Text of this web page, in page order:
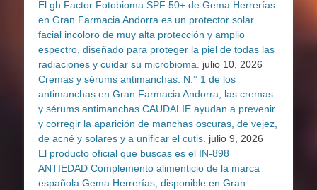
El gh Factor Fotobioma SPF 50+ de Gema Herrerías
en Gran Farmacia Andorra es un protector solar
facial incoloro de muy alta protección y amplio
espectro, diseñado para proteger la piel de todas las
radiaciones y cuidar su microbioma.
julio 10, 2026
Cremas y sérums antimanchas: N.° 1 de los
antimanchas en Gran Farmacia Andorra, las cremas
y sérums antimanchas CAUDALIE ayudan a prevenir
y corregir la aparición de manchas oscuras, de vejez,
de acné y solares y a unificar el cutis. julio 9, 2026
El producto oficial que buscas es el IN-898
ANTIEDAD Complemento alimenticio de la marca
española Gema Herrerías, disponible en Gran